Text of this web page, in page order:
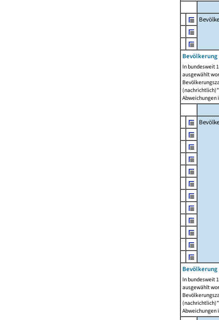
In bundesweit
ausgewählt
Abweichungen
In bundesweit
ausgewählt
Abweichungen